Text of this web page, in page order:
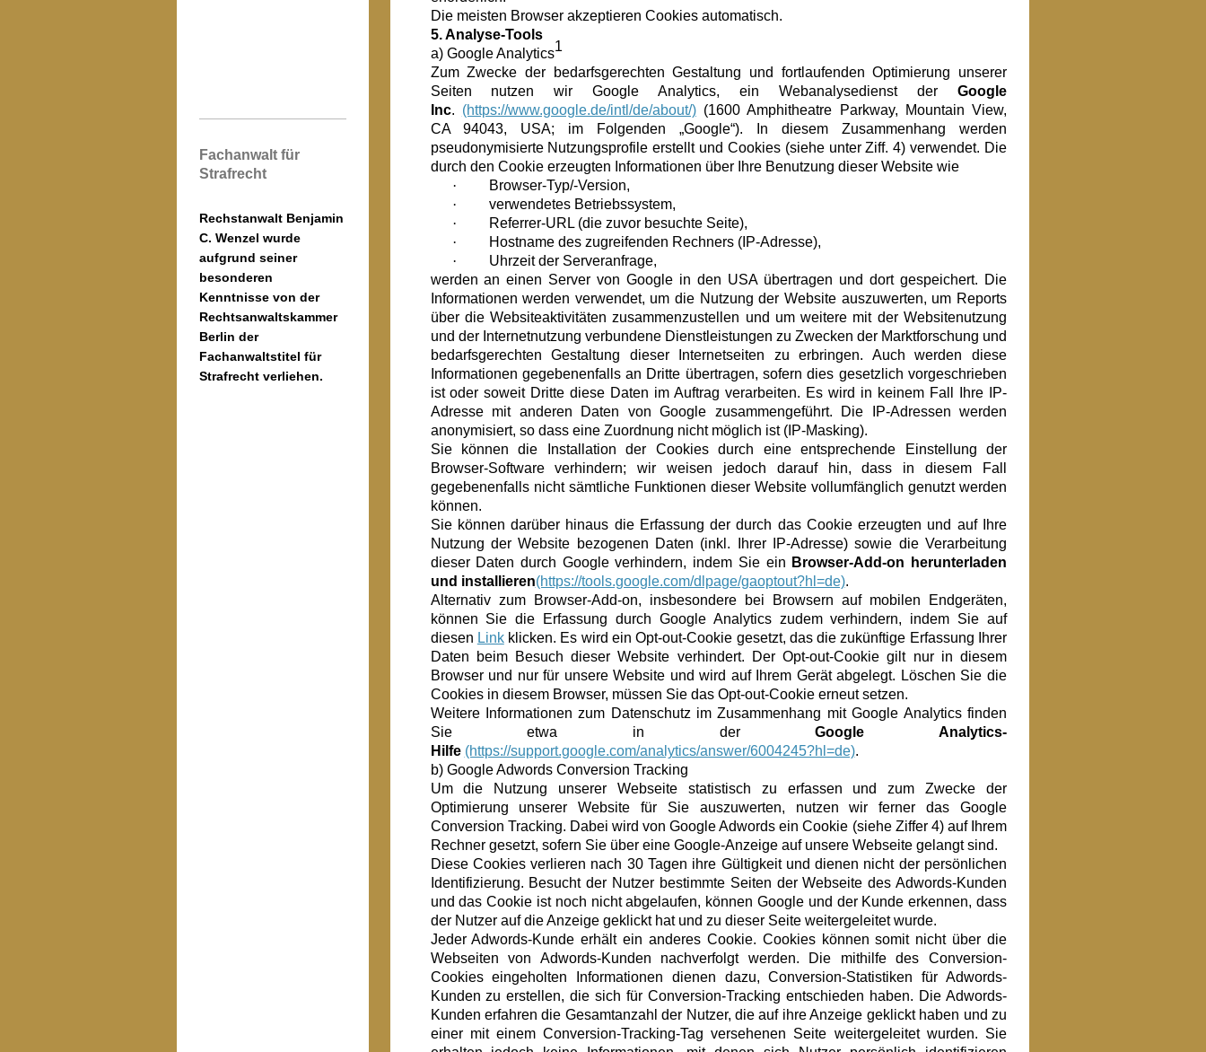
Die meisten Browser akzeptieren Cookies automatisch.
5. Analyse-Tools
a) Google Analytics1
Zum Zwecke der bedarfsgerechten Gestaltung und fortlaufenden Optimierung unserer
Seiten nutzen wir Google Analytics, ein Webanalysedienst der Google
Inc. (https://www.google.de/intl/de/about/)(1600 Amphitheatre Parkway, Mountain View,
CA 94043, USA; im Folgenden „Google“). In diesem Zusammenhang werden
pseudonymisierte Nutzungsprofile erstellt und Cookies (siehe unter Ziff. 4) verwendet. Die
durch den Cookie erzeugten Informationen über Ihre Benutzung dieser Website wie
·
Browser-Typ/-Version,
·
verwendetes Betriebssystem,
·
Referrer-URL (die zuvor besuchte Seite),
·
Hostname des zugreifenden Rechners (IP-Adresse),
·
Uhrzeit der Serveranfrage,
werden an einen Server von Google in den USA übertragen und dort gespeichert. Die
Informationen werden verwendet, um die Nutzung der Website auszuwerten, um Reports
über die Websiteaktivitäten zusammenzustellen und um weitere mit der Websitenutzung
und der Internetnutzung verbundene Dienstleistungen zu Zwecken der Marktforschung und
bedarfsgerechten Gestaltung dieser Internetseiten zu erbringen. Auch werden diese
Informationen gegebenenfalls an Dritte übertragen, sofern dies gesetzlich vorgeschrieben
ist oder soweit Dritte diese Daten im Auftrag verarbeiten. Es wird in keinem Fall Ihre IP-
Adresse mit anderen Daten von Google zusammengeführt. Die IP-Adressen werden
anonymisiert, so dass eine Zuordnung nicht möglich ist (IP-Masking).
Sie können die Installation der Cookies durch eine entsprechende Einstellung der
Browser-Software verhindern; wir weisen jedoch darauf hin, dass in diesem Fall
gegebenenfalls nicht sämtliche Funktionen dieser Website vollumfänglich genutzt werden
können.
Sie können darüber hinaus die Erfassung der durch das Cookie erzeugten und auf Ihre
Nutzung der Website bezogenen Daten (inkl. Ihrer IP-Adresse) sowie die Verarbeitung
dieser Daten durch Google verhindern, indem Sie ein Browser-Add-on herunterladen
und installieren(https://tools.google.com/dlpage/gaoptout?hl=de).
Alternativ zum Browser-Add-on, insbesondere bei Browsern auf mobilen Endgeräten,
können Sie die Erfassung durch Google Analytics zudem verhindern, indem Sie auf
diesen Linkklicken. Es wird ein Opt-out-Cookie gesetzt, das die zukünftige Erfassung Ihrer
Daten beim Besuch dieser Website verhindert. Der Opt-out-Cookie gilt nur in diesem
Browser und nur für unsere Website und wird auf Ihrem Gerät abgelegt. Löschen Sie die
Cookies in diesem Browser, müssen Sie das Opt-out-Cookie erneut setzen.
Weitere Informationen zum Datenschutz im Zusammenhang mit Google Analytics finden
Sie etwa in derGoogle Analytics-
Hilfe (https://support.google.com/analytics/answer/6004245?hl=de).
b) Google Adwords Conversion Tracking
Um die Nutzung unserer Webseite statistisch zu erfassen und zum Zwecke der
Optimierung unserer Website für Sie auszuwerten, nutzen wir ferner das Google
Conversion Tracking. Dabei wird von Google Adwords ein Cookie (siehe Ziffer 4) auf Ihrem
Rechner gesetzt, sofern Sie über eine Google-Anzeige auf unsere Webseite gelangt sind.
Diese Cookies verlieren nach 30 Tagen ihre Gültigkeit und dienen nicht der persönlichen
Identifizierung. Besucht der Nutzer bestimmte Seiten der Webseite des Adwords-Kunden
und das Cookie ist noch nicht abgelaufen, können Google und der Kunde erkennen, dass
der Nutzer auf die Anzeige geklickt hat und zu dieser Seite weitergeleitet wurde.
Jeder Adwords-Kunde erhält ein anderes Cookie. Cookies können somit nicht über die
Webseiten von Adwords-Kunden nachverfolgt werden. Die mithilfe des Conversion-
Cookies eingeholten Informationen dienen dazu, Conversion-Statistiken für Adwords-
Kunden zu erstellen, die sich für Conversion-Tracking entschieden haben. Die Adwords-
Kunden erfahren die Gesamtanzahl der Nutzer, die auf ihre Anzeige geklickt haben und zu
einer mit einem Conversion-Tracking-Tag versehenen Seite weitergeleitet wurden. Sie
Fachanwalt für
Strafrecht
Rechstanwalt Benjamin
C. Wenzel wurde
aufgrund seiner
besonderen
Kenntnisse von der
Rechtsanwaltskammer
Berlin der
Fachanwaltstitel für
Strafrecht verliehen.